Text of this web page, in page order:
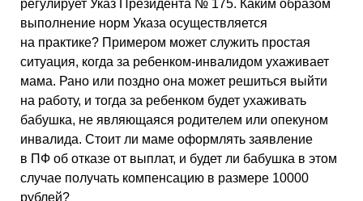
регулирует Указ Президента № 175. Каким образом
выполнение норм Указа осуществляется
на практике? Примером может служить простая
ситуация, когда за ребенком-инвалидом ухаживает
мама. Рано или поздно она может решиться выйти
на работу, и тогда за ребенком будет ухаживать
бабушка, не являющаяся родителем или опекуном
инвалида. Стоит ли маме оформлять заявление
в ПФ об отказе от выплат, и будет ли бабушка в этом
случае получать компенсацию в размере 10000
рублей?